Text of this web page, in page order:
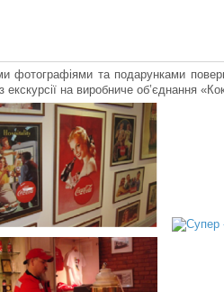
фотографіями та подарунками
екскурсії на виробниче об’єднання